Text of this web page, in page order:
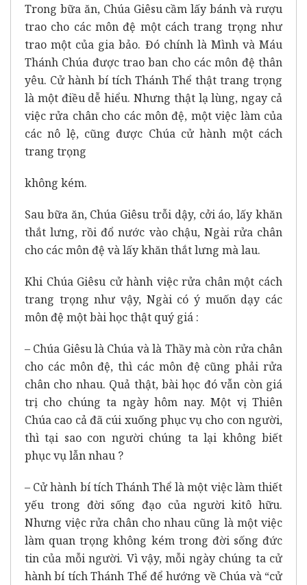
Trong bữa ăn, Chúa Giêsu cầm lấy bánh và rượu
trao cho các môn đệ một cách trang trọng như
trao một của gia bảo. Đó chính là Mình và Máu
Thánh Chúa được trao ban cho các môn đệ thân
yêu. Cử hành bí tích Thánh Thể thật trang trọng
là một điều dễ hiểu. Nhưng thật lạ lùng, ngay cả
việc rửa chân cho các môn đệ, một việc làm của
các nô lệ, cũng được Chúa cử hành một cách
trang trọng
không kém.
Sau bữa ăn, Chúa Giêsu trỗi dậy, cởi áo, lấy khăn
thắt lưng, rồi đổ nước vào chậu, Ngài rửa chân
cho các môn đệ và lấy khăn thắt lưng mà lau.
Khi Chúa Giêsu cử hành việc rửa chân một cách
trang trọng như vậy, Ngài có ý muốn dạy các
môn đệ một bài học thật quý giá :
– Chúa Giêsu là Chúa và là Thầy mà còn rửa chân
cho các môn đệ, thì các môn đệ cũng phải rửa
chân cho nhau. Quả thật, bài học đó vẫn còn giá
trị cho chúng ta ngày hôm nay. Một vị Thiên
Chúa cao cả đã cúi xuống phục vụ cho con người,
thì tại sao con người chúng ta lại không biết
phục vụ lẫn nhau ?
– Cử hành bí tích Thánh Thể là một việc làm thiết
yếu trong đời sống đạo của người kitô hữu.
Nhưng việc rửa chân cho nhau cũng là một việc
làm quan trọng không kém trong đời sống đức
tin của mỗi người. Vì vậy, mỗi ngày chúng ta cử
hành bí tích Thánh Thể để hướng về Chúa và “cử